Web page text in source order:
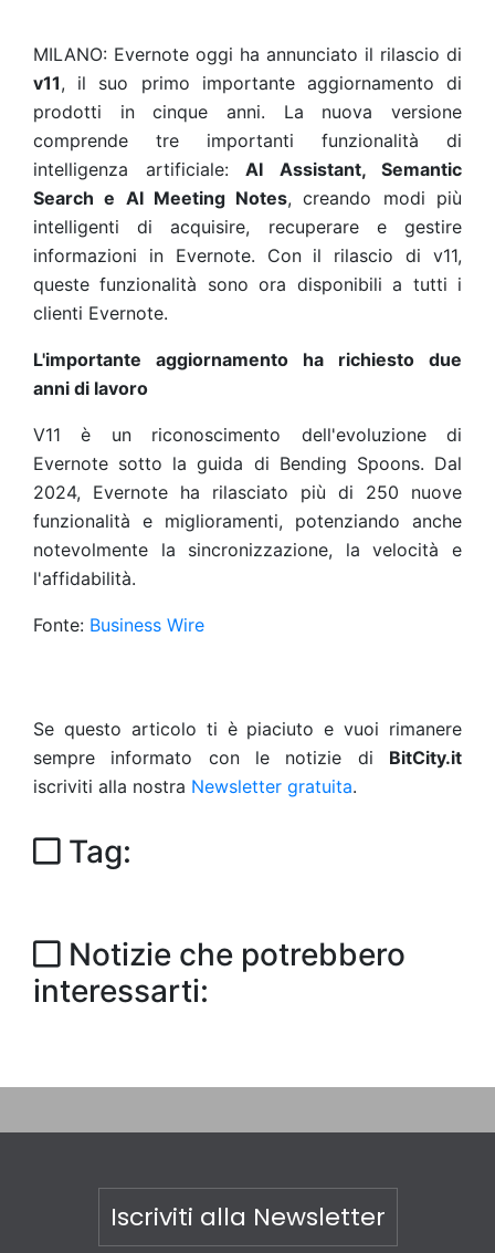
MILANO: Evernote oggi ha annunciato il rilascio di
v11, il suo primo importante aggiornamento di
prodotti in cinque anni. La nuova versione
comprende tre importanti funzionalità di
intelligenza artificiale: AI Assistant, Semantic
Search e AI Meeting Notes, creando modi più
intelligenti di acquisire, recuperare e gestire
informazioni in Evernote. Con il rilascio di v11,
queste funzionalità sono ora disponibili a tutti i
clienti Evernote.
L'importante aggiornamento ha richiesto due
anni di lavoro
V11 è un riconoscimento dell'evoluzione di
Evernote sotto la guida di Bending Spoons. Dal
2024, Evernote ha rilasciato più di 250 nuove
funzionalità e miglioramenti, potenziando anche
notevolmente la sincronizzazione, la velocità e
l'affidabilità.
Fonte: Business Wire
Se questo articolo ti è piaciuto e vuoi rimanere
sempre informato con le notizie di BitCity.it
iscriviti alla nostra Newsletter gratuita.
Tag:
Notizie che potrebbero
interessarti:
Iscriviti alla Newsletter